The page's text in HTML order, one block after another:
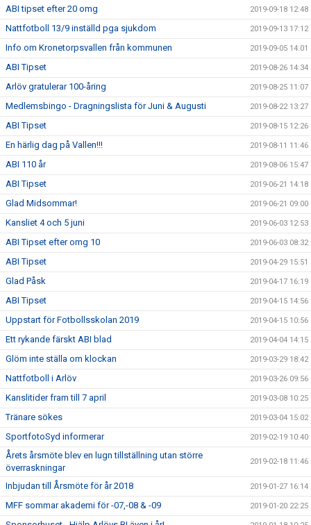
ABI tipset efter 20 omg 2019-09-18 12:48
Nattfotboll 13/9 inställd pga sjukdom 2019-09-13 17:12
Info om Kronetorpsvallen från kommunen 2019-09-05 14:01
ABI Tipset 2019-08-26 14:34
Arlöv gratulerar 100-åring 2019-08-25 11:07
Medlemsbingo - Dragningslista för Juni & Augusti 2019-08-22 13:27
ABI Tipset 2019-08-15 12:26
En härlig dag på Vallen!!! 2019-08-11 11:46
ABI 110 år 2019-08-06 15:47
ABI Tipset 2019-06-21 14:18
Glad Midsommar! 2019-06-21 09:00
Kansliet 4 och 5 juni 2019-06-03 12:53
ABI Tipset efter omg 10 2019-06-03 08:32
ABI Tipset 2019-04-29 15:51
Glad Påsk 2019-04-17 16:19
ABI Tipset 2019-04-15 14:56
Uppstart för Fotbollsskolan 2019 2019-04-15 10:56
Ett rykande färskt ABI blad 2019-04-04 14:15
Glöm inte ställa om klockan 2019-03-29 18:42
Nattfotboll i Arlöv 2019-03-26 09:56
Kanslitider fram till 7 april 2019-03-08 10:25
Tränare sökes 2019-03-04 15:02
SportfotoSyd informerar 2019-02-19 10:40
Årets årsmöte blev en lugn tillställning utan större
överraskningar
2019-02-18 11:46
Inbjudan till Årsmöte för år 2018 2019-01-27 16:14
MFF sommar akademi för -07,-08 & -09 2019-01-20 22:25